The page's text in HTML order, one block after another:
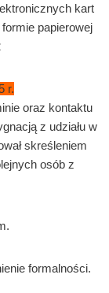
kart
papierowej
r.
oraz kontaktu
z udziału w
skreśleniem
osób z
formalności.